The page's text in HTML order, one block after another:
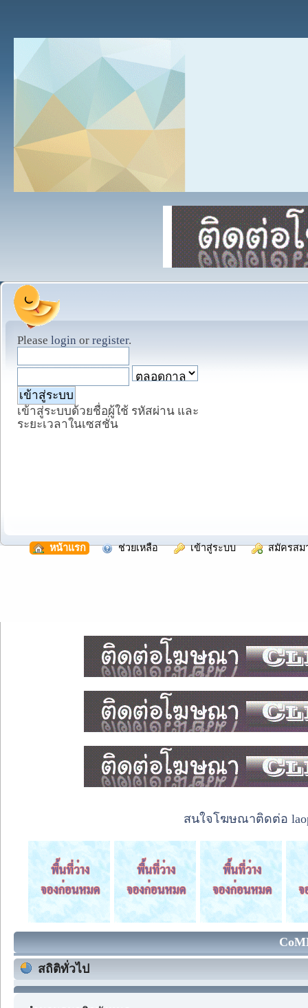
Please login or register.
เข้าสู่ระบบด้วยชื่อผู้ใช้ รหัสผ่าน และ
ระยะเวลาในเซสชั่น
หน้าแรก ช่วยเหลือ เข้าสู่ระบบ สมัครสม
สนใจโฆษณาติดต่อ
สถิติทั่วไป